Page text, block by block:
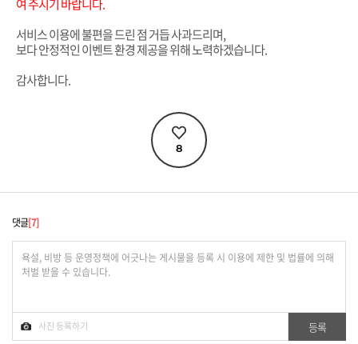
여 주시기 바랍니다.
서비스 이용에 불편을 드린 점 거듭 사과드리며,
보다 안정적인 이벤트 환경 제공을 위해 노력하겠습니다.
감사합니다.
8
댓글 7